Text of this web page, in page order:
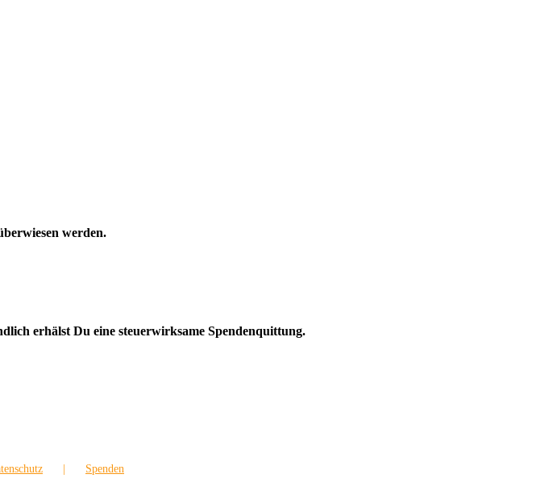
werden.
erhälst Du eine steuerwirksame Spendenquittung.
Spenden